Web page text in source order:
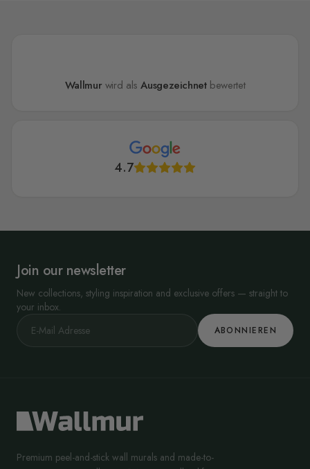
Wallmur wird alsAusgezeichnetbewertet
4.7
Join our newsletter
New collections, styling inspiration and exclusive offers — straight to
your inbox.
ABONNIEREN
Premium peel-and-stick wall murals and made-to-